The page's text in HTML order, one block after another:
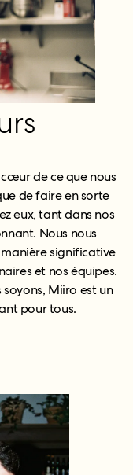
de ce que nous
de faire en sorte
eux, tant dans nos
Nous nous
significative
et nos équipes.
Miiro est un
pour tous.